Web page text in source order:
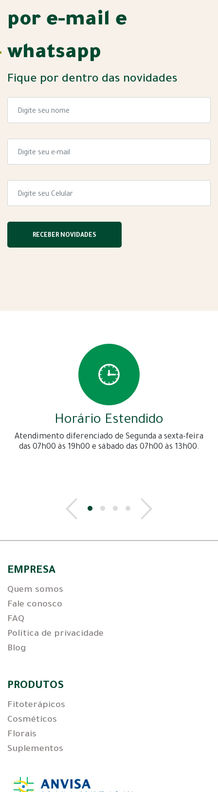
por e-mail e
whatsapp
Fique por dentro das novidades
Horário Estendido
Atendimento diferenciado de Segunda a sexta-feira
das 07h00 às 19h00 e sábado das 07h00 às 13h00.
EMPRESA
Quem somos
Fale conosco
FAQ
Política de privacidade
Blog
PRODUTOS
Fitoterápicos
Cosméticos
Florais
Suplementos